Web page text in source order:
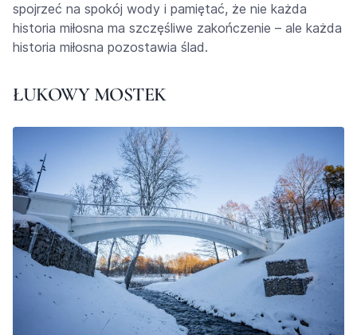
spojrzeć na spokój wody i pamiętać, że nie każda
historia miłosna ma szczęśliwe zakończenie – ale każda
historia miłosna pozostawia ślad.
ŁUKOWY MOSTEK